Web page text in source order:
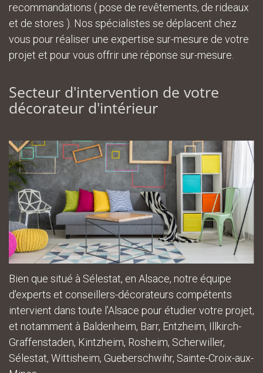
recommandations ( pose de revêtements, de rideaux
et de stores ). Nos spécialistes se déplacent chez
vous pour réaliser une expertise sur-mesure de votre
projet et pour vous offrir une réponse sur-mesure.
Secteur d'intervention de votre
décorateur d'intérieur
Bien que situé à Sélestat, en Alsace, notre équipe
d'experts et conseillers-décorateurs compétents
intervient dans toute l’Alsace pour étudier votre projet,
et notamment à Baldenheim, Barr, Entzheim, Illkirch-
Graffenstaden, Kintzheim, Rosheim, Scherwiller,
Sélestat, Wittisheim, Gueberschwihr, Sainte-Croix-aux-